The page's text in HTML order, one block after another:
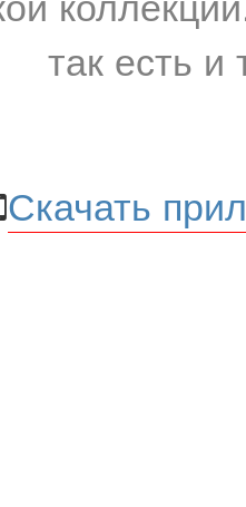
так есть и
Скачать